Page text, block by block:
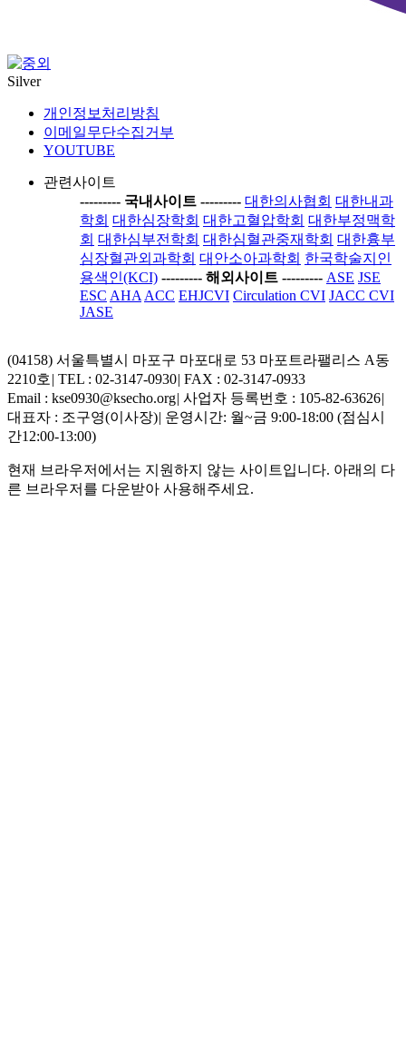
Silver
개인정보처리방침
이메일무단수집거부
YOUTUBE
관련사이트
--------- 국내사이트 --------- 대한의사협회 대한내과
학회 대한심장학회 대한고혈압학회 대한부정맥학
회 대한심부전학회 대한심혈관중재학회 대한흉부
심장혈관외과학회 대안소아과학회 한국학술지인
용색인(KCI) --------- 해외사이트 --------- ASE JSE
ESC AHA ACC EHJCVI Circulation CVI JACC CVI
JASE
(04158) 서울특별시 마포구 마포대로 53 마포트라팰리스 A동
2210호 | TEL : 02-3147-0930| FAX : 02-3147-0933
Email : kse0930@ksecho.org| 사업자 등록번호 : 105-82-63626|
대표자 : 조구영(이사장)| 운영시간: 월~금 9:00-18:00 (점심시
간12:00-13:00)
현재 브라우저에서는 지원하지 않는 사이트입니다. 아래의 다
른 브라우저를 다운받아 사용해주세요.